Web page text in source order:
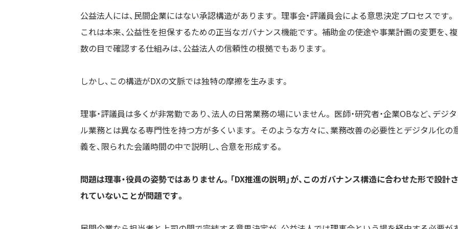
公益法人には、民間企業にはない承認構造があります。 理事会・評議員会による意思決定プロセスです。
これは本来、公益性を担保するための正当なガバナンス機能です。 補助金の使途や事業計画の変更を、複
数の目で確認する仕組みは、公益法人の信頼性の根拠でもあります。
しかし、この構造がDXの文脈では独特の摩擦を生みます。
理事・評議員は多くが非常勤であり、法人の日常業務の場にいません。 医師・研究者・企業OBなど、デジタ
ル業務とは異なる専門性を持つ方が多くいます。 そのような方々に、業務改善の必要性とデジタル化の
義を、限られた会議時間の中で説明し、合意を形成する。
問題は理事・役員の姿勢ではありません。「DX推進の説明」が、このガバナンス構造に合わせた形で設計さ
れていないことが問題です。